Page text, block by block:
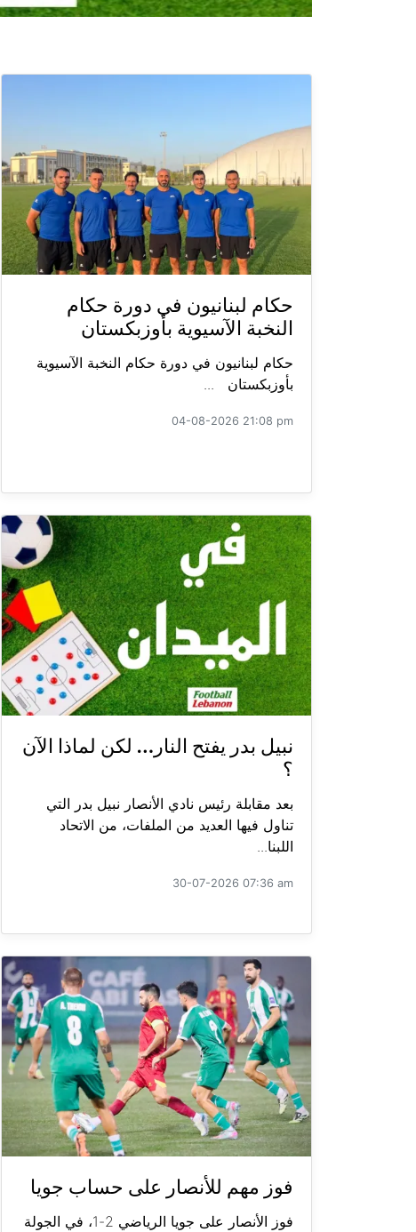
حكام لبنانيون في دورة حكام
النخبة الآسيوية بأوزبكستان
حكام لبنانيون في دورة حكام النخبة الآسيوية
بأوزبكستان ...
04-08-2026 21:08 pm
نبيل بدر يفتح النار… لكن لماذا الآن
؟
بعد مقابلة رئيس نادي الأنصار نبيل بدر التي
تناول فيها العديد من الملفات، من الاتحاد
اللبنا...
30-07-2026 07:36 am
فوز مهم للأنصار على حساب جويا
فوز الأنصار على جويا الرياضي 2-1، في الجولة